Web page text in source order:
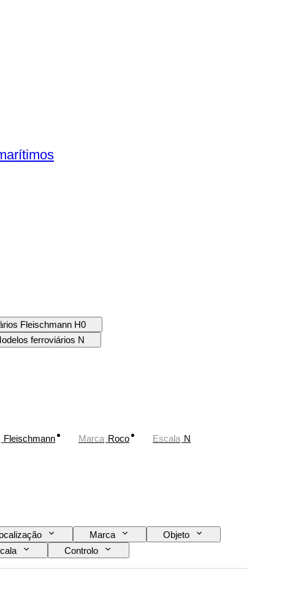
Fleischmann H0
ferroviários N
Fleischmann Marca Roco Escala N
Marca
Objeto
Controlo